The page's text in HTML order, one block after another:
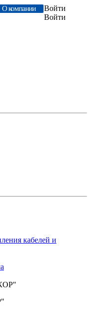
О компании
Войти
Войти
кабелей и